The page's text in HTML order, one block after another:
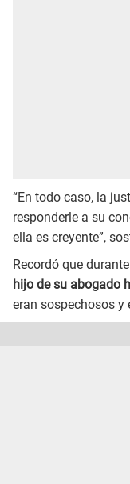
“En todo caso, la
responderle a su
ella es creyente”,
Recordó que
hijo de su abogado
eran